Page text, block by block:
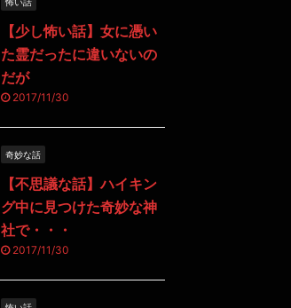
【少し怖い話】女に憑い
た霊だったに違いないの
だが
2017/11/30
奇妙な話
【不思議な話】ハイキン
グ中に見つけた奇妙な神
社で・・・
2017/11/30